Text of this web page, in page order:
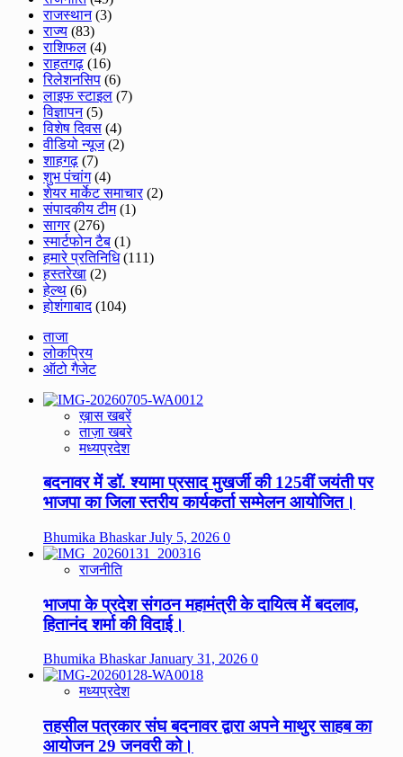
राजस्थान(3)
राज्य (83)
राशिफल (4)
राहतगढ़ (16)
रिलेशनसिप (6)
लाइफ स्टाइल (7)
विज्ञापन(5)
विशेष दिवस (4)
वीडियो न्यूज(2)
शाहगढ़ (7)
शुभ पंचांग(4)
शेयर मार्केट समाचार(2)
संपादकीय टीम(1)
सागर(276)
स्मार्टफोन टैब (1)
हमारे प्रतिनिधि(111)
हस्तरेखा (2)
हेल्थ (6)
होशंगाबाद(104)
ताजा
लोकप्रिय
ऑटो गैजेट
ख़ास खबरें
ताज़ा खबरे
मध्यप्रदेश
बदनावर में डॉ. श्यामा प्रसाद मुखर्जी की 125वीं जयंती पर
भाजपा का जिला स्तरीय कार्यकर्ता सम्मेलन आयोजित।
Bhumika BhaskarJuly 5, 2026 0
राजनीति
भाजपा के प्रदेश संगठन महामंत्री के दायित्व में बदलाव,
हितानंद शर्मा की विदाई।
Bhumika BhaskarJanuary 31, 2026 0
मध्यप्रदेश
तहसील पत्रकार संघ बदनावर द्वारा अपने माथुर साहब का
आयोजन 29 जनवरी को।